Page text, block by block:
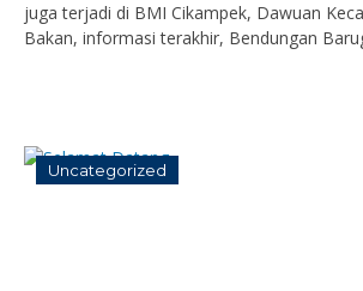
juga terjadi di BMI Cikampek, Dawuan
Bakan, informasi terakhir, Bendungan
Uncategorized